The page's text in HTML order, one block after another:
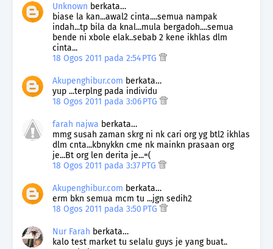
Unknown berkata…
biase la kan...awal2 cinta....semua nampak
indah...tp bila da knal...mula bergadoh....semua
bende ni xbole elak..sebab 2 kene ikhlas dlm
cinta...
18 Ogos 2011 pada 2:54 PTG
Akupenghibur.com berkata…
yup ...terplng pada individu
18 Ogos 2011 pada 3:06 PTG
farah najwa berkata…
mmg susah zaman skrg ni nk cari org yg btl2 ikhlas
dlm cnta...kbnykkn cme nk mainkn prasaan org
je...Bt org len derita je...=(
18 Ogos 2011 pada 3:37 PTG
Akupenghibur.com berkata…
erm bkn semua mcm tu ...jgn sedih2
18 Ogos 2011 pada 3:50 PTG
Nur Farah berkata…
kalo test market tu selalu guys je yang buat..